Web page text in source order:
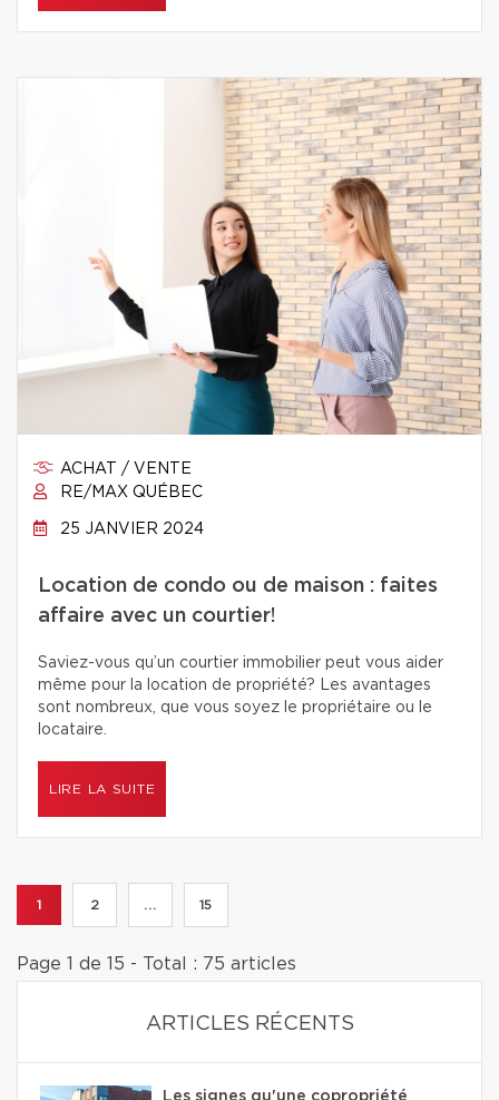
ACHAT / VENTE
RE/MAX QUÉBEC
25 JANVIER 2024
Location de condo ou de maison : faites
affaire avec un courtier!
Saviez-vous qu’un courtier immobilier peut vous aider
même pour la location de propriété? Les avantages
sont nombreux, que vous soyez le propriétaire ou le
locataire.
LIRE LA SUITE
1 2 ... 15
Page 1 de 15 - Total : 75 articles
ARTICLES RÉCENTS
Les signes qu'une copropriété